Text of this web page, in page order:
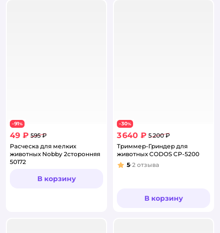
−91%
49 ₽ 595 ₽
Расческа для мелких
животных Nobby 2сторонняя
50172
В корзину
−30%
3 640 ₽ 5 200 ₽
Триммер-Гриндер для
животных CODOS CP-5200
Рейтинг:
5 2 отзыва
В корзину